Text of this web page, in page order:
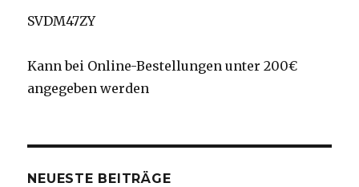
SVDM47ZY
Kann bei Online-Bestellungen unter 200€
angegeben werden
NEUESTE BEITRÄGE